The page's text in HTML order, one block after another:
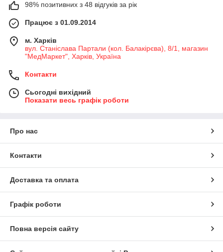
98% позитивних з 48 відгуків за рік
Працює з 01.09.2014
м. Харків
вул. Станіслава Партали (кол. Балакірєва), 8/1, магазин
"МедМаркет", Харків, Україна
Контакти
Сьогодні вихідний
Показати весь графік роботи
Про нас
Контакти
Доставка та оплата
Графік роботи
Повна версія сайту